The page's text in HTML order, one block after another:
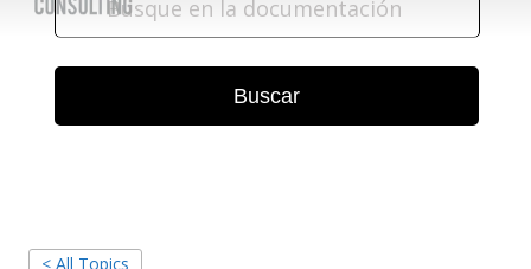
Buscar
< All Topics